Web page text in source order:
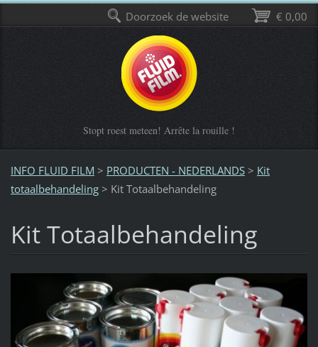
Stopt roest meteen! Arrête la rouille !
INFO FLUID FILM > PRODUCTEN - NEDERLANDS > Kit
totaalbehandeling > Kit Totaalbehandeling
Kit Totaalbehandeling
€ 0,00
Doorzoek de website